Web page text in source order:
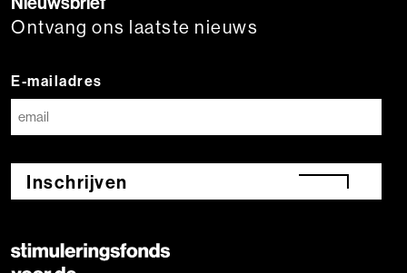
Ontvang ons laatste nieuws
E-mailadres
Inschrijven